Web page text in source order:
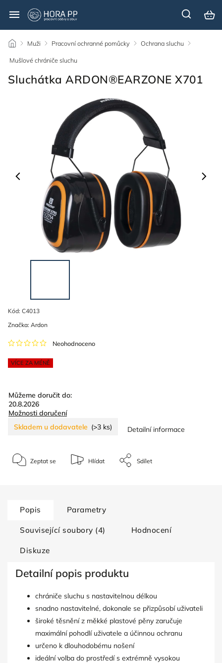
/ Muži / Pracovní ochranné pomůcky / Ochrana sluchu /
Mušlové chrániče sluchu
Sluchátka ARDON®EARZONE X701
Kód: C4013
VÍCE ZA MÉNĚ
Neohodnoceno
Značka: Ardon
Můžeme doručit do:
20.8.2026
Možnosti doručení
Skladem u dodavatele (>3 ks) Detailní informace
Zeptat se Hlídat Sdílet
Popis Parametry
Související soubory (4) Hodnocení
Diskuze
Detailní popis produktu
chrániče sluchu s nastavitelnou délkou
snadno nastavitelné, dokonale se přizpůsobí uživateli
široké těsnění z měkké plastové pěny zaručuje
maximální pohodlí uživatele a účinnou ochranu
určeno k dlouhodobému nošení
ideální volba do prostředí s extrémně vysokou